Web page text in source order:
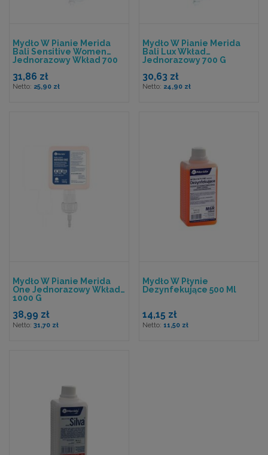
Mydło W Pianie Merida
Bali Sensitive Women
Jednorazowy Wkład 700
31,86 zł
25,90 zł
Mydło W Pianie Merida
Bali Lux Wkład
Jednorazowy 700 G
30,63 zł
24,90 zł
Mydło W Pianie Merida
One Jednorazowy Wkład
1000 G
38,99 zł
31,70 zł
Mydło W Płynie
Dezynfekujące 500 Ml
14,15 zł
11,50 zł